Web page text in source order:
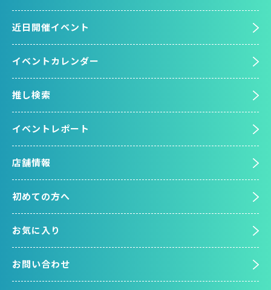
近日開催イベント
イベントカレンダー
推し検索
イベントレポート
店舗情報
初めての方へ
お気に入り
お問い合わせ